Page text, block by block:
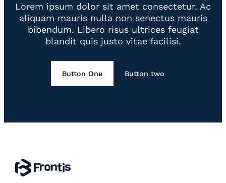
Lorem ipsum dolor sit amet consectetur. Ac
aliquam mauris nulla non senectus mauris
bibendum. Libero risus ultrices feugiat
blandit quis justo vitae facilisi.
Button One Button two